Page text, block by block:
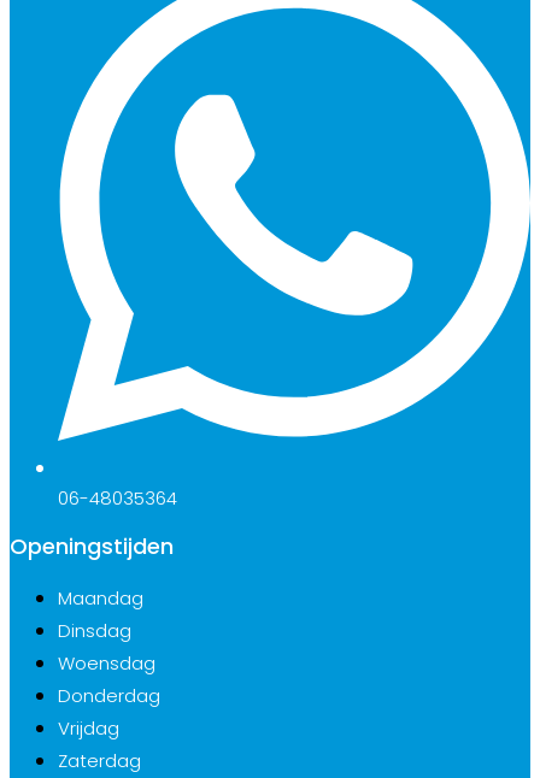
06-48035364
Openingstijden
Maandag
Dinsdag
Woensdag
Donderdag
Vrijdag
Zaterdag